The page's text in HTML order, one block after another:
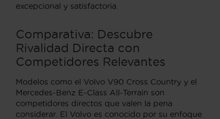
excepcional y satisfactoria.
Comparativa: Descubre
Rivalidad Directa con
Competidores Relevantes
Modelos como el Volvo V90 Cross Country y el
Mercedes-Benz E-Class All-Terrain son
competidores directos que valen la pena
considerar. El Volvo es conocido por su enfoque